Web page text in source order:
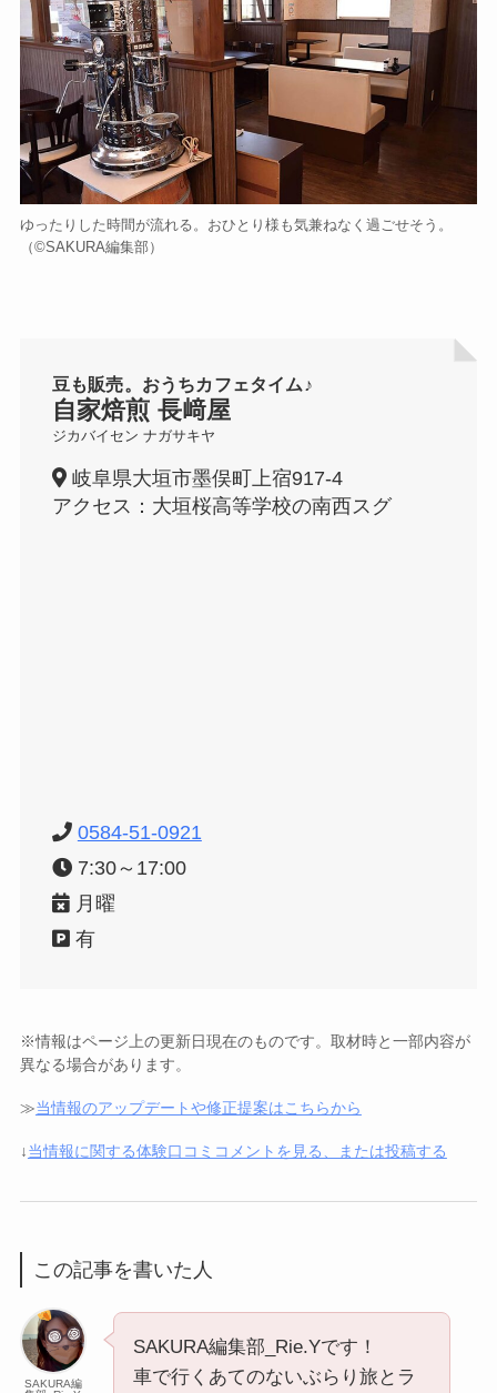
ゆったりした時間が流れる。おひとり様も気兼ねなく過ごせそう。
（©️SAKURA編集部）
豆も販売。おうちカフェタイム♪
自家焙煎 長﨑屋
ジカバイセン ナガサキヤ
岐阜県大垣市墨俣町上宿917-4
アクセス： 大垣桜高等学校の南西スグ
0584-51-0921
7:30～17:00
月曜
有
※情報はページ上の更新日現在のものです。取材時と一部内容が
異なる場合があります。
≫当情報のアップデートや修正提案はこちらから
↓当情報に関する体験口コミコメントを見る、または投稿する
この記事を書いた人
SAKURA編
SAKURA編集部_Rie.Yです！
車で行くあてのないぶらり旅とラ